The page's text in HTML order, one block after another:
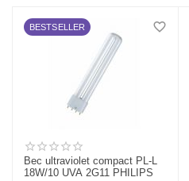
BESTSELLER
Bec ultraviolet compact PL-L
18W/10 UVA 2G11 PHILIPS